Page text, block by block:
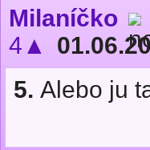
Milaníčko
4▲
5. Alebo ju